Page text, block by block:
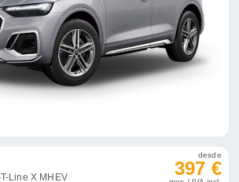
Line X MHEV
desde
397 €